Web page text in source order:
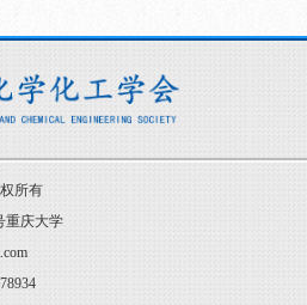
所有
重庆大学